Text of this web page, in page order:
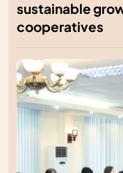
sustainable
cooperatives